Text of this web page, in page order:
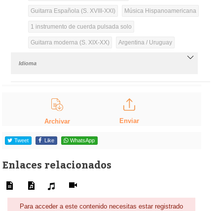
Guitarra Española (S. XVIII-XXI) Música Hispanoamericana
1 instrumento de cuerda pulsada solo
Guitarra moderna (S. XIX-XX) Argentina / Uruguay
Idioma
Archivar Enviar
Tweet Like WhatsApp
Enlaces relacionados
Para acceder a este contenido necesitas estar registrado